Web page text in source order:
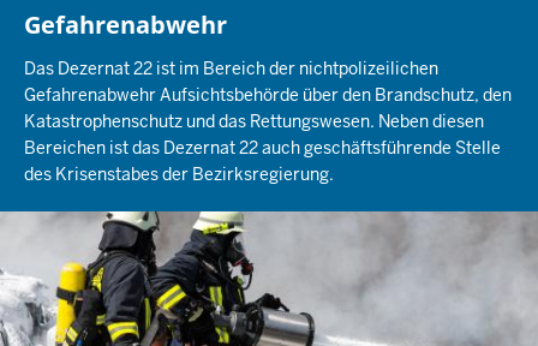
Gefahrenabwehr
Das Dezernat 22 ist im Bereich der nichtpolizeilichen
Gefahrenabwehr Aufsichtsbehörde über den Brandschutz, den
Katastrophenschutz und das Rettungswesen. Neben diesen
Bereichen ist das Dezernat 22 auch geschäftsführende Stelle
des Krisenstabes der Bezirksregierung.